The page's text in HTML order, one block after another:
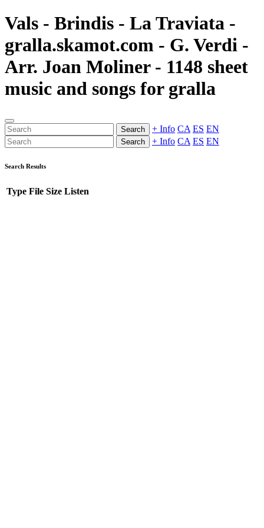
Vals - Brindis - La Traviata -
gralla.skamot.com - G. Verdi -
Arr. Joan Moliner - 1148 sheet
music and songs for gralla
Search + Info CA ES EN
Search + Info CA ES EN
Search Results
Type File Size Listen